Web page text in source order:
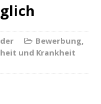
Bewerbung,
und Krankheit